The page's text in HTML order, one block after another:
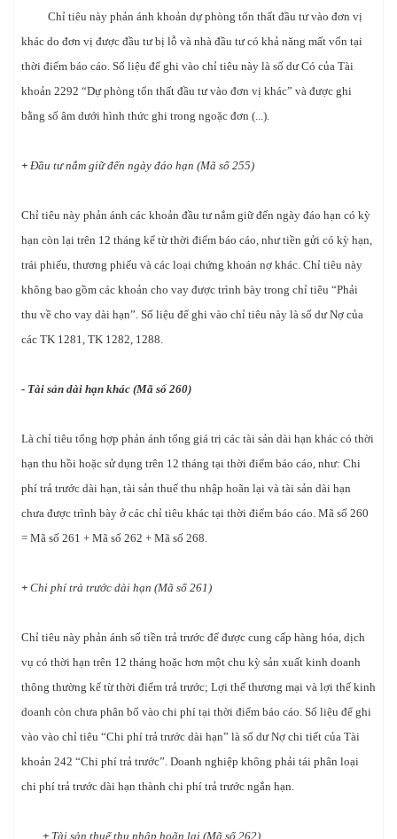
Chỉ tiêu này phản ánh khoản dự phòng tổn thất đầu tư vào đơn vị
khác do đơn vị được đầu tư bị lỗ và nhà đầu tư có khả năng mất vốn tại
thời điểm báo cáo. Số liệu để ghi vào chỉ tiêu này là số dư Có của Tài
khoản 2292 “Dự phòng tổn thất đầu tư vào đơn vị khác” và được ghi
bằng số âm dưới hình thức ghi trong ngoặc đơn (...).
+ Đầu tư nắm giữ đến ngày đáo hạn (Mã số 255)
Chỉ tiêu này phản ánh các khoản đầu tư nắm giữ đến ngày đáo hạn có kỳ
hạn còn lại trên 12 tháng kể từ thời điểm báo cáo, như tiền gửi có kỳ hạn,
trái phiếu, thương phiếu và các loại chứng khoán nợ khác. Chỉ tiêu này
không bao gồm các khoản cho vay được trình bày trong chỉ tiêu “Phải
thu về cho vay dài hạn”. Số liệu để ghi vào chỉ tiêu này là số dư Nợ của
các TK 1281, TK 1282, 1288.
- Tài sản dài hạn khác (Mã số 260)
Là chỉ tiêu tổng hợp phản ánh tổng giá trị các tài sản dài hạn khác có thời
hạn thu hồi hoặc sử dụng trên 12 tháng tại thời điểm báo cáo, như: Chi
phí trả trước dài hạn, tài sản thuế thu nhập hoãn lại và tài sản dài hạn
chưa được trình bày ở các chỉ tiêu khác tại thời điểm báo cáo. Mã số 260
= Mã số 261 + Mã số 262 + Mã số 268.
+ Chi phí trả trước dài hạn (Mã số 261)
Chỉ tiêu này phản ánh số tiền trả trước để được cung cấp hàng hóa, dịch
vụ có thời hạn trên 12 tháng hoặc hơn một chu kỳ sản xuất kinh doanh
thông thường kể từ thời điểm trả trước; Lợi thế thương mại và lợi thế kinh
doanh còn chưa phân bổ vào chi phí tại thời điểm báo cáo. Số liệu để ghi
vào vào chỉ tiêu “Chi phí trả trước dài hạn” là số dư Nợ chi tiết của Tài
khoản 242 “Chi phí trả trước”. Doanh nghiệp không phải tái phân loại
chi phí trả trước dài hạn thành chi phí trả trước ngắn hạn.
+ Tài sản thuế thu nhập hoãn lại (Mã số 262)